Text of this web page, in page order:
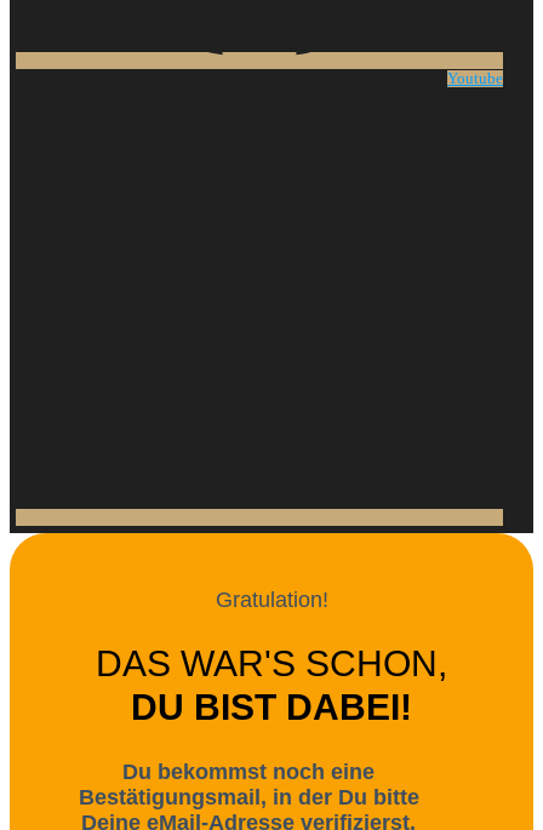
Youtube
Gratulation!
DAS WAR'S SCHON,
DU BIST DABEI!
Du bekommst noch eine
Bestätigungsmail, in der Du bitte
Deine eMail-Adresse verifizierst.